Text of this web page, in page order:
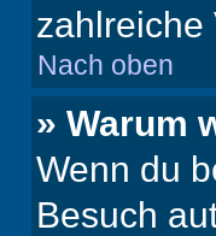
zahlreiche
Nach oben
» Warum
Wenn du
Besuch